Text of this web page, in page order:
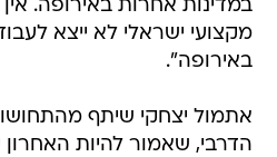
במדינות אחרות באירופה.
מקצועי ישראלי לא ייצא
באירופה".
אתמול יצחקי שיתף
הדרבי, שאמור להיות